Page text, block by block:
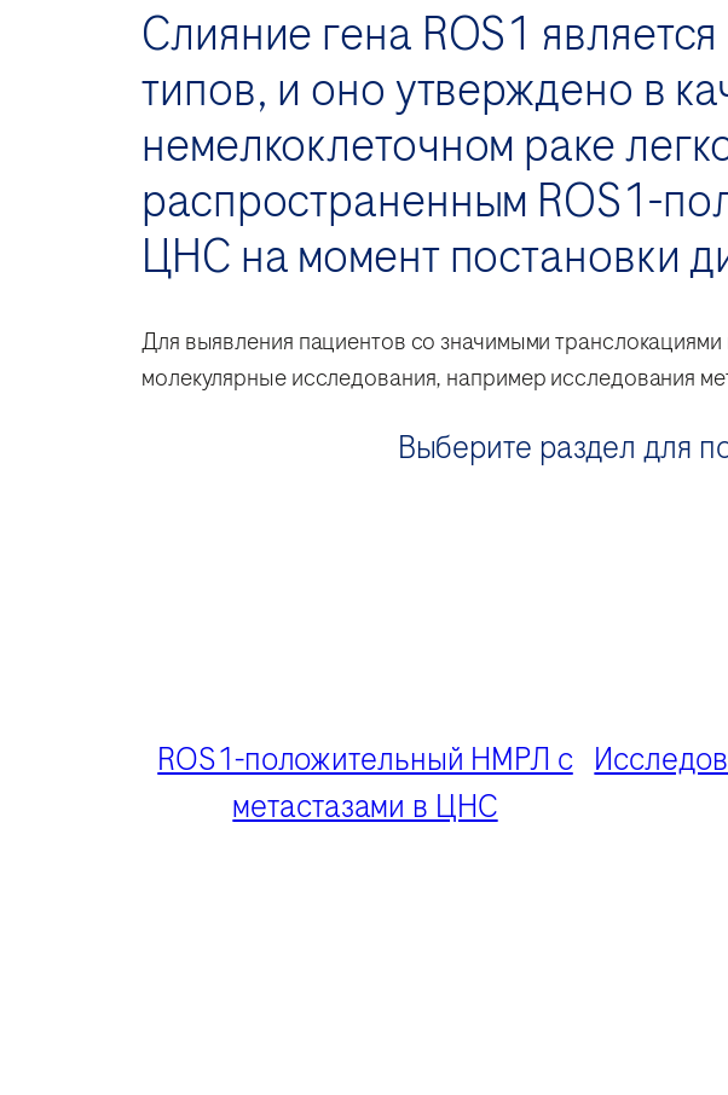
Слияние гена ROS1
типов, и оно утверждено в
немелкоклеточном раке
распространенным ROS1-
ЦНС на момент постановки
Для выявления пациентов со значимыми
молекулярные исследования, например исследования
Выберите раздел для
ROS1-положительный НМРЛ с
метастазами в ЦНС